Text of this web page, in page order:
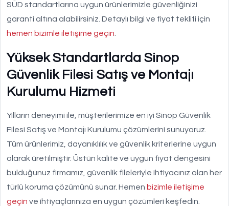
SÜD standartlarına uygun ürünlerimizle güvenliğinizi
garanti altına alabilirsiniz. Detaylı bilgi ve fiyat teklifi için
hemen bizimle iletişime geçin
Yüksek Standartlarda Sinop
Güvenlik Filesi Satış ve Montajı
Kurulumu Hizmeti
Yılların deneyimi ile, müşterilerimize en iyi Sinop Güvenlik
Filesi Satış ve Montajı Kurulumu çözümlerini sunuyoruz.
Tüm ürünlerimiz, dayanıklılık ve güvenlik kriterlerine uygun
olarak üretilmiştir. Üstün kalite ve uygun fiyat dengesini
bulduğunuz firmamız, güvenlik fileleriyle ihtiyacınız olan her
türlü koruma çözümünü sunar. Hemen bizimle iletişime
geçin ve ihtiyaçlarınıza en uygun çözümleri keşfedin.